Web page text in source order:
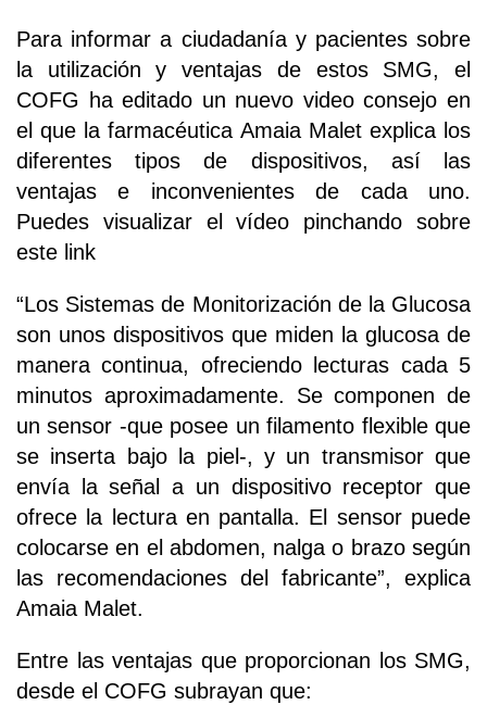
Para informar a ciudadanía y pacientes sobre
la utilización y ventajas de estos SMG, el
COFG ha editado un nuevo video consejo en
el que la farmacéutica Amaia Malet explica los
diferentes tipos de dispositivos, así las
ventajas e inconvenientes de cada uno.
Puedes visualizar el vídeo pinchando sobre
este link
“Los Sistemas de Monitorización de la Glucosa
son unos dispositivos que miden la glucosa de
manera continua, ofreciendo lecturas cada 5
minutos aproximadamente. Se componen de
un sensor -que posee un filamento flexible que
se inserta bajo la piel-, y un transmisor que
envía la señal a un dispositivo receptor que
ofrece la lectura en pantalla. El sensor puede
colocarse en el abdomen, nalga o brazo según
las recomendaciones del fabricante”, explica
Amaia Malet.
Entre las ventajas que proporcionan los SMG,
desde el COFG subrayan que: